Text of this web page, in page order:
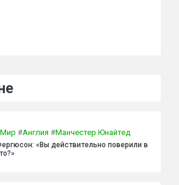
Мир #Англия #Манчестер Юнайтед
«Вы действительно поверили в